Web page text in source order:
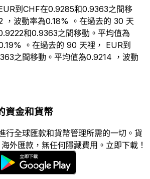
到CHF在0.9285和0.9363之間移
，波動率為0.18% 。在過去的 30 天
和0.9363之間移動。平均值為
。在過去的 90 天裡， EUR到
之間移動。平均值為0.9214 ，波動
資金和貨幣
行全球匯款和貨幣管理所需的一切。貨
外匯款，無任何隱藏費用。立即下載！